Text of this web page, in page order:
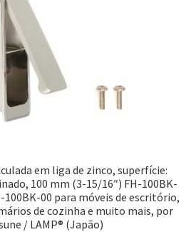
em liga de zinco, superfície:
100 mm (3-15/16″) FH-100BK-
100BK-00 para móveis de escritório,
de cozinha e muito mais, por
/ LAMP® (Japão)